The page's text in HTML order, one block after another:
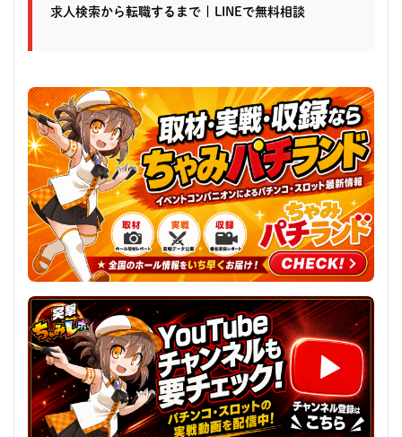
求人検索から転職するまで LINEで無料相談